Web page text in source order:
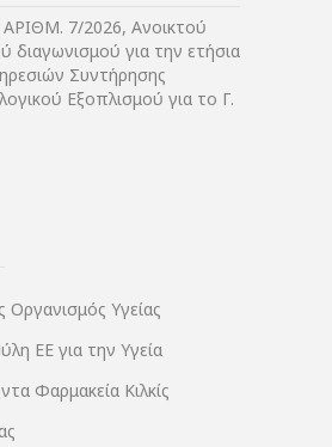
7/2026, Ανοικτού
διαγωνισμού για την ετήσια
Συντήρησης
Εξοπλισμού για το Γ.
Οργανισμός Υγείας
ΕΕ για την Υγεία
Φαρμακεία Κιλκίς